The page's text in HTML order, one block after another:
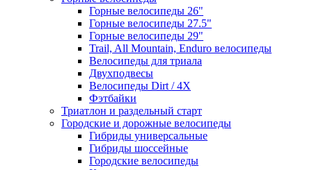
Горные велосипеды 26"
Горные велосипеды 27.5"
Горные велосипеды 29"
Trail, All Mountain, Enduro велосипеды
Велосипеды для триала
Двухподвесы
Велосипеды Dirt / 4X
Фэтбайки
Триатлон и раздельный старт
Городские и дорожные велосипеды
Гибриды универсальные
Гибриды шоссейные
Городские велосипеды